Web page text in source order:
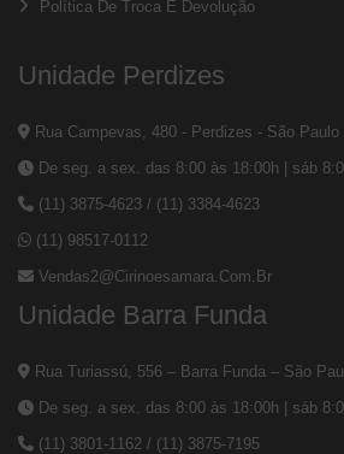
Política De Troca E Devolução
Unidade Perdizes
Rua Campevas, 480 - Perdizes - São Paulo
De seg. a sex. das 8:00 às 18:00h | sáb
(11) 3875-4623 / (11) 3384-4623
(11) 98517-0112
Vendas2@cirinoesamara.com.br
Unidade Barra Funda
Rua Turiassú, 556 – Barra Funda – São
De seg. a sex. das 8:00 às 18:00h | sáb
(11) 3801-1162 / (11) 3875-7195